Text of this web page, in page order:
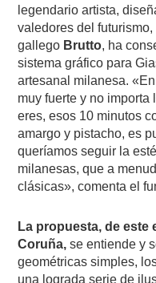
legendario artista,
valedores del futurismo,
gallego Brutto, ha
sistema gráfico para
artesanal milanesa.
muy fuerte y no importa
eres, esos 10 minutos
amargo y pistacho, es
queríamos seguir la
milanesas, que a
clásicas», comenta el
La propuesta, de este
Coruña,se entiende y
geométricas simples,
una lograda serie de